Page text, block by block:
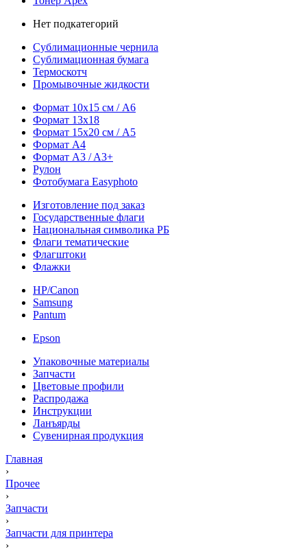
Нет подкатегорий
Сублимационные чернила
Сублимационная бумага
Термоскотч
Промывочные жидкости
Формат 10х15 см / A6
Формат 13х18
Формат 15х20 см / A5
Формат А4
Формат A3 / A3+
Рулон
Фотобумага Easyphoto
Изготовление под заказ
Государственные флаги
Национальная символика РБ
Флаги тематические
Флагштоки
Флажки
HP/Canon
Samsung
Pantum
Epson
Упаковочные материалы
Запчасти
Цветовые профили
Распродажа
Инструкции
Ланъярды
Сувенирная продукция
Главная
›
Прочее
›
Запчасти
›
Запчасти для принтера
›